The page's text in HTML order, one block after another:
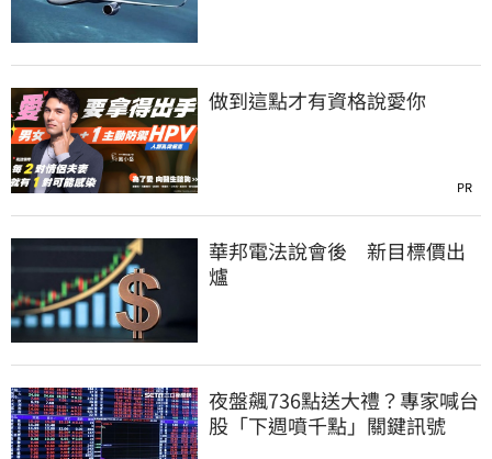
做到這點才有資格說愛你
PR
華邦電法說會後 新目標價出
爐
夜盤飆736點送大禮？專家喊台
股「下週噴千點」關鍵訊號